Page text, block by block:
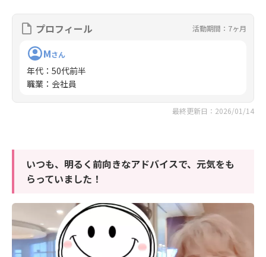
プロフィール 活動期間：7ヶ月
Mさん
年代 ： 50代前半
職業 ： 会社員
最終更新日：2026/01/14
いつも、明るく前向きなアドバイスで、元気をも
らっていました！